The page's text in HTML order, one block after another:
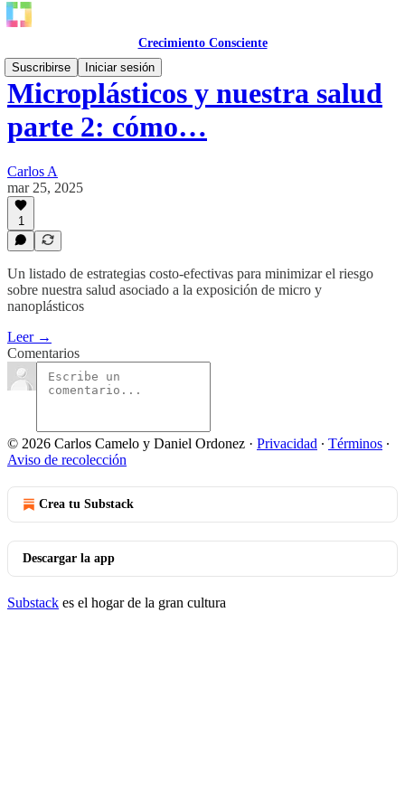
Crecimiento Consciente
Suscribirse
Iniciar sesión
Microplásticos y nuestra salud
parte 2: cómo…
Carlos A
mar 25, 2025
1
Un listado de estrategias costo-efectivas para minimizar el riesgo
sobre nuestra salud asociado a la exposición de micro y
nanoplásticos
Leer →
Comentarios
© 2026 Carlos Camelo y Daniel Ordonez · Privacidad ∙ Términos ∙
Aviso de recolección
Crea tu Substack
Descargar la app
Substack es el hogar de la gran cultura